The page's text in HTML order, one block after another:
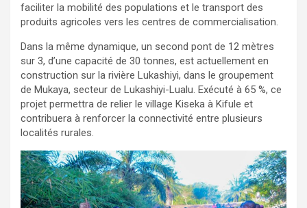
faciliter la mobilité des populations et le transport des
produits agricoles vers les centres de commercialisation.
Dans la même dynamique, un second pont de 12 mètres
sur 3, d’une capacité de 30 tonnes, est actuellement en
construction sur la rivière Lukashiyi, dans le groupement
de Mukaya, secteur de Lukashiyi-Lualu. Exécuté à 65 %, ce
projet permettra de relier le village Kiseka à Kifule et
contribuera à renforcer la connectivité entre plusieurs
localités rurales.